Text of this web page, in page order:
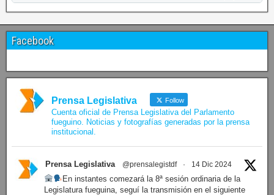
Facebook
Prensa Legislativa Follow
Cuenta oficial de Prensa Legislativa del Parlamento
fueguino. Noticias y fotografías generadas por la prensa
institucional.
Prensa Legislativa @prensalegistdf · 14 Dic 2024
En instantes comezará la 8ª sesión ordinaria de la
Legislatura fueguina, seguí la transmisión en el siguiente